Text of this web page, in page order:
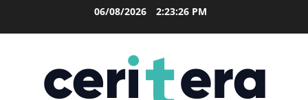
06/08/2026 2:23:27 PM